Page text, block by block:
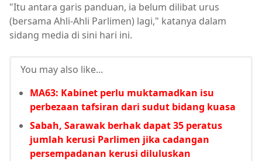
"Itu antara garis panduan, ia belum dilibat urus
(bersama Ahli-Ahli Parlimen) lagi," katanya dalam
sidang media di sini hari ini.
You may also like...
MA63: Kabinet perlu muktamadkan isu
perbezaan tafsiran dari sudut bidang kuasa
Sabah, Sarawak berhak dapat 35 peratus
jumlah kerusi Parlimen jika cadangan
persempadanan kerusi diluluskan